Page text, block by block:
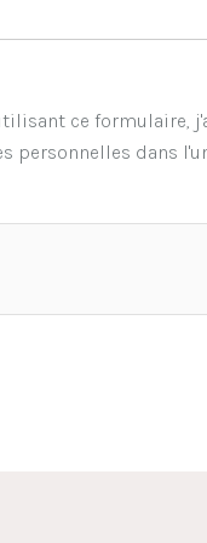
ce formulaire,
personnelles dans